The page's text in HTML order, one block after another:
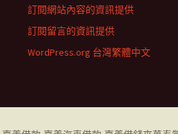
訂閱網站內容的資訊提供
訂閱留言的資訊提供
WordPress.org 台灣繁體中文